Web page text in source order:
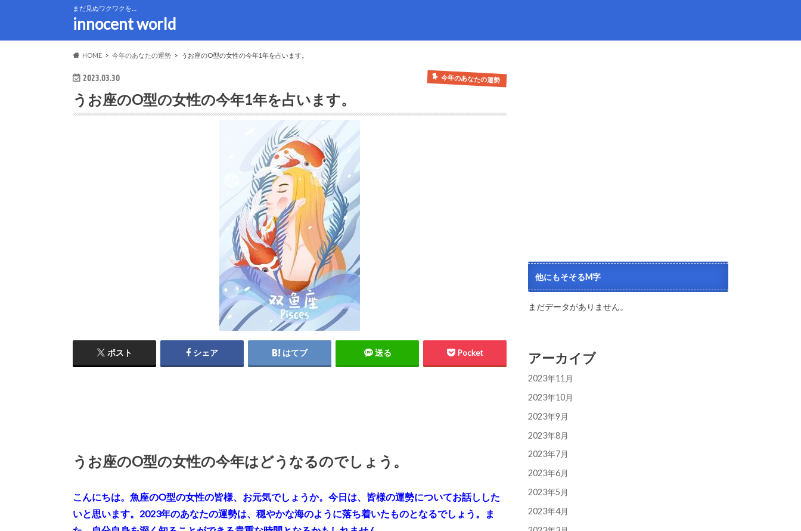
まだ見ぬワクワクを…
innocent world
HOME 今年のあなたの運勢 うお座のO型の女性の今年1年を占います。
2023.03.30 今年のあなたの運勢
うお座のO型の女性の今年1年を占います。
ポスト シェア はてブ 送る Pocket
うお座のO型の女性の今年はどうなるのでしょう。
こんにちは。魚座のO型の女性の皆様、お元気でしょうか。今日は、皆様の運勢についてお話しした
いと思います。2023年のあなたの運勢は、穏やかな海のように落ち着いたものとなるでしょう。ま
他にもそそるM字
まだデータがありません。
アーカイブ
2023年11月
2023年10月
2023年9月
2023年8月
2023年7月
2023年6月
2023年5月
2023年4月